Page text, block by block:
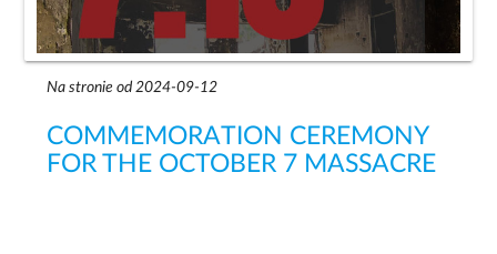
Na stronie od 2024-09-12
COMMEMORATION CEREMONY
FOR THE OCTOBER 7 MASSACRE